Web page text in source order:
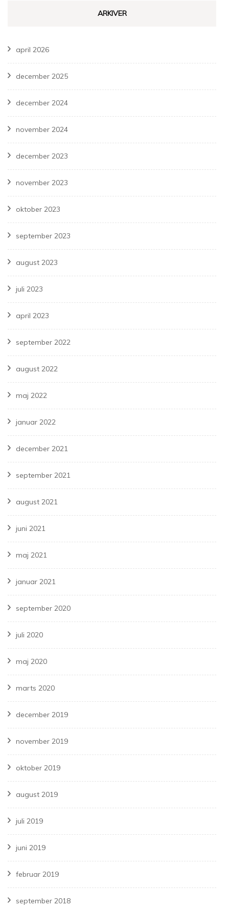
ARKIVER
april 2026
december 2025
december 2024
november 2024
december 2023
november 2023
oktober 2023
september 2023
august 2023
juli 2023
april 2023
september 2022
august 2022
maj 2022
januar 2022
december 2021
september 2021
august 2021
juni 2021
maj 2021
januar 2021
september 2020
juli 2020
maj 2020
marts 2020
december 2019
november 2019
oktober 2019
august 2019
juli 2019
juni 2019
februar 2019
september 2018